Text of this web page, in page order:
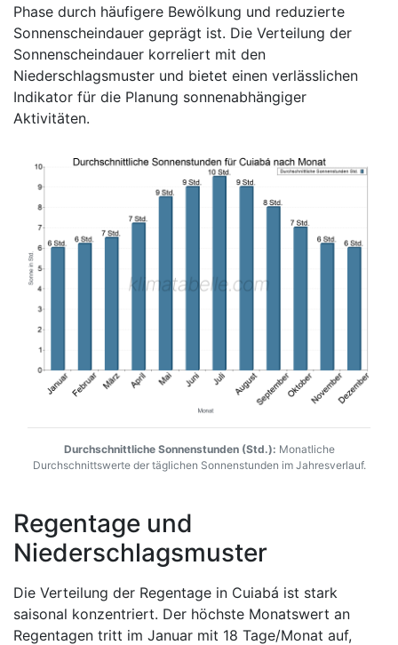
Phase durch häufigere Bewölkung und reduzierte
Sonnenscheindauer geprägt ist. Die Verteilung der
Sonnenscheindauer korreliert mit den
Niederschlagsmuster und bietet einen verlässlichen
Indikator für die Planung sonnenabhängiger
Aktivitäten.
Durchschnittliche Sonnenstunden (Std.): Monatliche
Durchschnittswerte der täglichen Sonnenstunden im Jahresverlauf.
Regentage und
Niederschlagsmuster
Die Verteilung der Regentage in Cuiabá ist stark
saisonal konzentriert. Der höchste Monatswert an
Regentagen tritt im Januar mit 18 Tage/Monat auf,